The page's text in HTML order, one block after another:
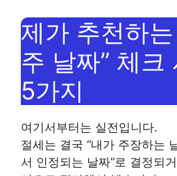
제가 추천하
주 날짜” 체크
5가지
여기서부터는 실전입니다.
절세는 결국 “내가 주장하는
서 인정되는 날짜”로 결정되